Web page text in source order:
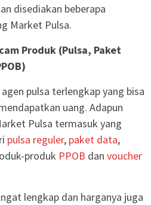
disediakan beberapa
Market Pulsa.
Produk (Pulsa, Paket
pulsa terlengkap yang bisa
uang. Adapun
Pulsa termasuk yang
pulsa reguler, paket data,
produk PPOB dan voucher
lengkap dan harganya juga